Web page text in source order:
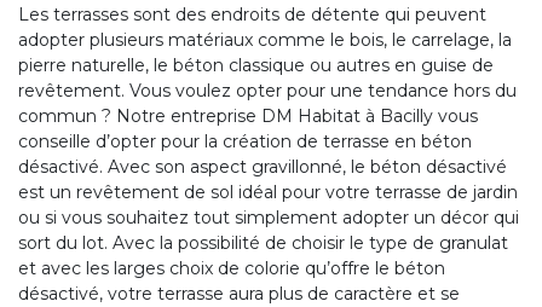
Les terrasses sont des endroits de détente qui peuvent
adopter plusieurs matériaux comme le bois, le carrelage, la
pierre naturelle, le béton classique ou autres en guise de
revêtement. Vous voulez opter pour une tendance hors du
commun ? Notre entreprise DM Habitat à Bacilly vous
conseille d’opter pour la création de terrasse en béton
désactivé. Avec son aspect gravillonné, le béton désactivé
est un revêtement de sol idéal pour votre terrasse de jardin
ou si vous souhaitez tout simplement adopter un décor qui
sort du lot. Avec la possibilité de choisir le type de granulat
et avec les larges choix de colorie qu’offre le béton
désactivé, votre terrasse aura plus de caractère et se